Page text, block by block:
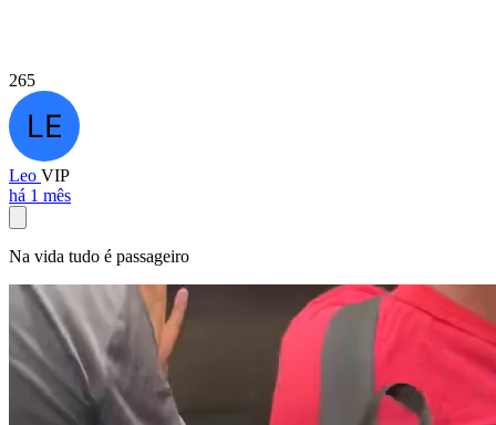
265
Leo VIP
há 1 mês
Na vida tudo é passageiro